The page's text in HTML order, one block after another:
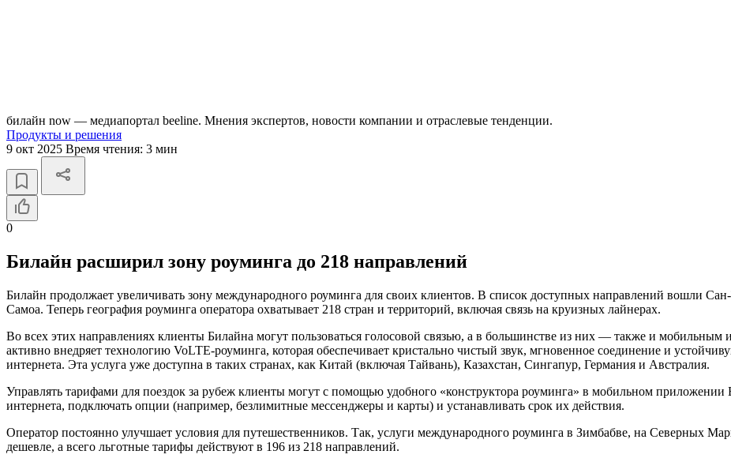
билайн now — медиапортал beeline. Мнения экспертов, новости компании и отраслевые тенденции.
Продукты и решения
9 окт 2025 Время чтения: 3 мин
0
Билайн расширил зону роуминга до 218 направлений
Билайн продолжает увеличивать зону международного роуминга для своих клиентов. В список доступных направлений вошли
Самоа. Теперь география роуминга оператора охватывает 218 стран и территорий, включая связь на круизных лайнерах.
Во всех этих направлениях клиенты Билайна могут пользоваться голосовой связью, а в большинстве из них — также и мобильным
активно внедряет технологию VoLTE-роуминга, которая обеспечивает кристально чистый звук, мгновенное соединение и
интернета. Эта услуга уже доступна в таких странах, как Китай (включая Тайвань), Казахстан, Сингапур, Германия и Австралия.
Управлять тарифами для поездок за рубеж клиенты могут с помощью удобного «конструктора роуминга» в мобильном приложении
интернета, подключать опции (например, безлимитные мессенджеры и карты) и устанавливать срок их действия.
Оператор постоянно улучшает условия для путешественников. Так, услуги международного роуминга в Зимбабве, на Северных
дешевле, а всего льготные тарифы действуют в 196 из 218 направлений.